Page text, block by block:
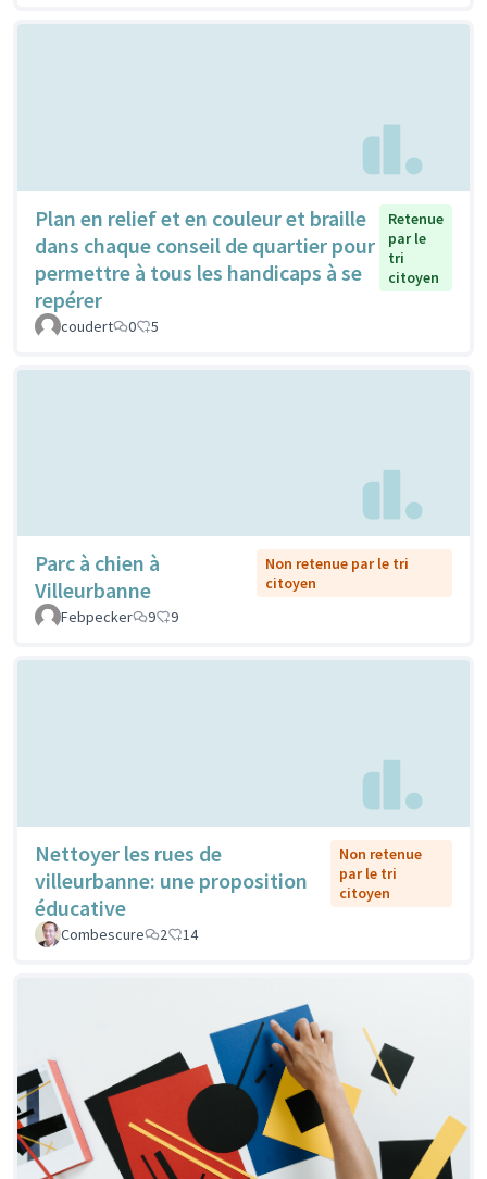
Plan en relief et en couleur et braille
dans chaque conseil de quartier pour
permettre à tous les handicaps à se
repérer
Retenue
par le
tri
citoyen
coudert 0 5
Parc à chien à
Villeurbanne
Non retenue par le tri
citoyen
Febpecker
9 9
Nettoyer les rues de
villeurbanne: une proposition
éducative
Non retenue
par le tri
citoyen
Combescure 2 14